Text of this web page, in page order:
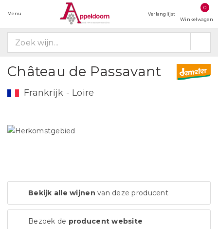
Menu Verlanglijst
0
Winkelwagen
Château de Passavant
Frankrijk - Loire
Bekijk alle wijnen van deze producent
Bezoek de producent website